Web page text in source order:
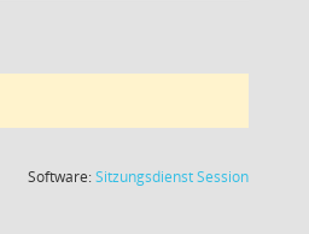
Software:SitzungsdienstSession(Wird in